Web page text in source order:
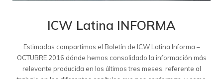
ICW Latina INFORMA
Estimadas compartimos el Boletín de ICW Latina Informa –
OCTUBRE 2016 dónde hemos consolidado la información más
relevante producida en los últimos tres meses, referente al